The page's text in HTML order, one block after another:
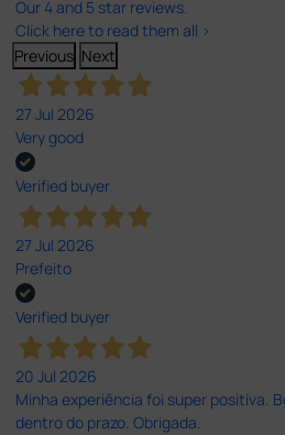
Our 4 and 5 star reviews.
Click here to read them all >
Previous Next
27 Jul 2026
Very good
Verified buyer
27 Jul 2026
Prefeito
Verified buyer
20 Jul 2026
Minha experiência foi super positiva.
dentro do prazo. Obrigada.